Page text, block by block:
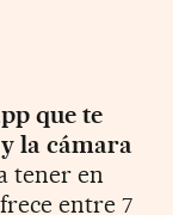
que te
la cámara
tener en
entre 7